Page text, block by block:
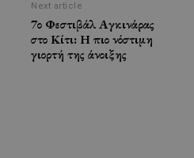
Next article
7ο Φεστιβάλ Αγκινάρας
στο Κίτι: Η πιο νόστιμη
γιορτή της άνοιξης